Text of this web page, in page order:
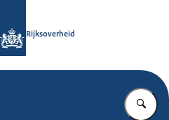
Rijksoverheid